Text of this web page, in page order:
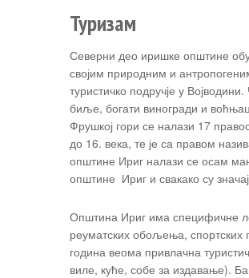
Туризам
Северни део иришке општине
својим природним и
туристичко подручје у
биље, богати виногради и
Фрушкој гори се налази 17
до 16. века, те је са правом
општине Ириг налази се осам
општине Ириг и свакако су
Општина Ириг има специфичне
реуматских обољења, спортских
година веома привлачна
виле, куће, собе за издавање).